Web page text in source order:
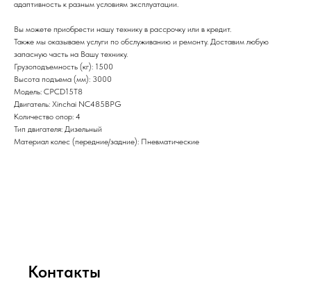
адаптивность к разным условиям эксплуатации.
Вы можете приобрести нашу технику в рассрочку или в кредит.
Также мы оказываем услуги по обслуживанию и ремонту. Доставим любую
запасную часть на Вашу технику.
Грузоподъемность (кг): 1500
Высота подъема (мм): 3000
Модель: CPCD15T8
Двигатель: Xinchai NC485BPG
Количество опор: 4
Тип двигателя: Дизельный
Материал колес (передние/задние): Пневматические
Контакты